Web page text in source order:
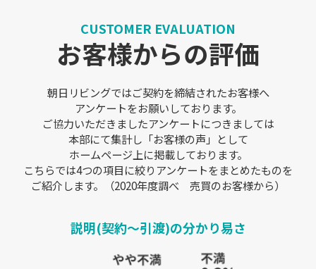
CUSTOMER EVALUATION
お客様からの評価
朝日リビングではご契約を締結されたお客様へ
アンケートをお願いしております。
ご協力いただきましたアンケートにつきましては
本部にて集計し「お客様の声」として
ホームページ上に掲載しております。
こちらでは4つの項目に絞りアンケートをまとめたものを
ご紹介します。（2020年度調べ 売買のお客様から）
説明(契約～引渡)の分かり易さ